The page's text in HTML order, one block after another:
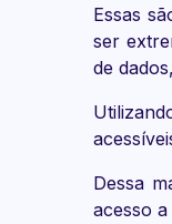
Essas
ser
de
Dessa
acesso